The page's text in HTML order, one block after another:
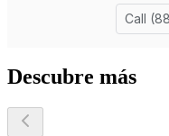
Descubre más